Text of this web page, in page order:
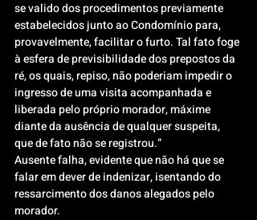
se valido dos procedimentos previamente
estabelecidos junto ao Condomínio para,
provavelmente, facilitar o furto. Tal fato foge
à esfera de previsibilidade dos prepostos da
ré, os quais, repiso, não poderiam impedir o
ingresso de uma visita acompanhada e
liberada pelo próprio morador, máxime
diante da ausência de qualquer suspeita,
que de fato não se registrou.”
Ausente falha, evidente que não há que se
falar em dever de indenizar, isentando do
ressarcimento dos danos alegados pelo
morador.